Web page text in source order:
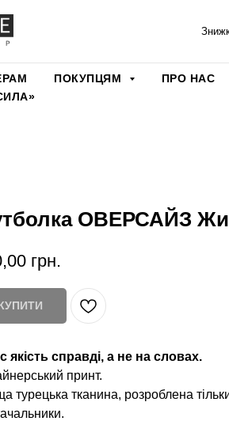
ПОКУПЦЯМ ПРО НАС
ОВЕРСАЙЗ
грн.
якість справді, а не на словах.
принт.
турецька тканина, розроблена